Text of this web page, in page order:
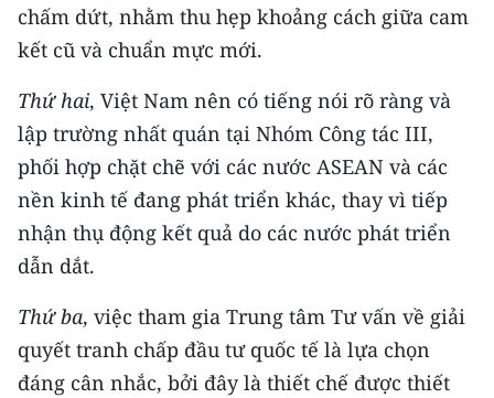
chấm dứt, nhằm thu hẹp khoảng cách giữa cam
kết cũ và chuẩn mực mới.
Thứ hai, Việt Nam nên có tiếng nói rõ ràng và
lập trường nhất quán tại Nhóm Công tác III,
phối hợp chặt chẽ với các nước ASEAN và các
nền kinh tế đang phát triển khác, thay vì tiếp
nhận thụ động kết quả do các nước phát triển
dẫn dắt.
Thứ ba, việc tham gia Trung tâm Tư vấn về giải
quyết tranh chấp đầu tư quốc tế là lựa chọn
đáng cân nhắc, bởi đây là thiết chế được thiết